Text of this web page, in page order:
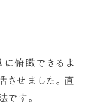
俯瞰できるよ
させました。直
です。